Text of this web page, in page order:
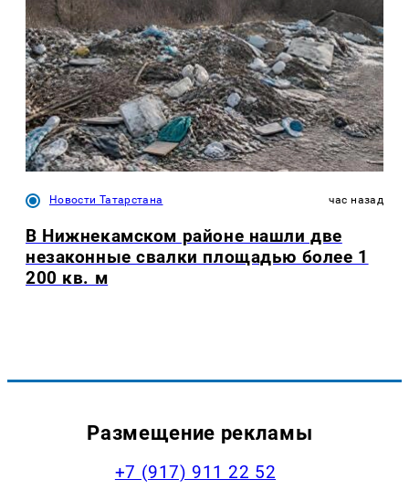
Новости Татарстана час назад
В Нижнекамском районе нашли две
незаконные свалки площадью более 1
200 кв. м
Размещение рекламы
+7 (917) 911 22 52